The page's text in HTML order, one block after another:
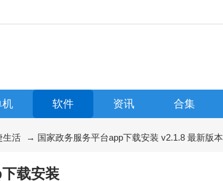
机 软件 资讯 合集
生活 → 国家政务服务平台app下载安装 v2.1.8 最新版本
载安装